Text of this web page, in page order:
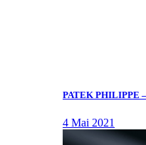
PATEK PHILIPPE
4 Mai 2021